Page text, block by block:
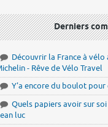
Derniers
Découvrir la France à
- Rêve de Vélo Travel
Y'a encore du boulot
Quels papiers avoir sur
luc